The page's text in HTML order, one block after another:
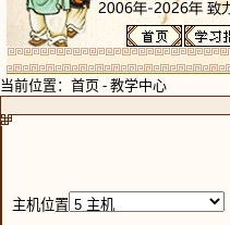
当前位置： 首页 - 教学中心
主机位置